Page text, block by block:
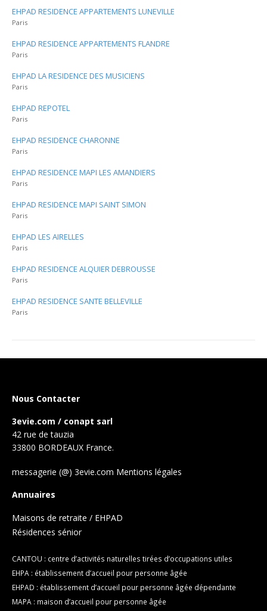
EHPAD RESIDENCE APPARTEMENTS LUNEVILLE
Paris
EHPAD RESIDENCE APPARTEMENTS FLANDRE
Paris
EHPAD LA RESIDENCE DES MUSICIENS
Paris
EHPAD REPOTEL
Paris
EHPAD RESIDENCE CHARONNE
Paris
EHPAD RESIDENCE MAPI LES AMANDIERS
Paris
EHPAD RESIDENCE MAPI SAINT SIMON
Paris
EHPAD LES AIRELLES
Paris
EHPAD RESIDENCE ALQUIER DEBROUSSE
Paris
EHPAD RESIDENCE SANTE BELLEVILLE
Paris
Nous Contacter
3evie.com / conapt sarl
42 rue de tauzia
33800 BORDEAUX France.
messagerie (@) 3evie.com Mentions légales
Annuaires
Maisons de retraite / EHPAD
Résidences sénior
CANTOU : centre d’activités naturelles tirées d’occupations utiles
EHPA : établissement d’accueil pour personne âgée
EHPAD : établissement d’accueil pour personne âgée dépendante
MAPA : maison d’accueil pour personne âgée